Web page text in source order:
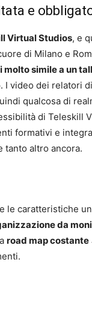
e
Virtual Studios, e
di Milano e
simile a un
video dei relatori
qualcosa di
di Teleskill
formativi e
tanto altro ancora.
le caratteristiche
da
road map costante